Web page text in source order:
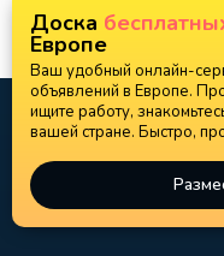
Доска
Европе
Ваш удобный онлайн-
объявлений в Европе.
ищите работу,
вашей стране. Быстро,